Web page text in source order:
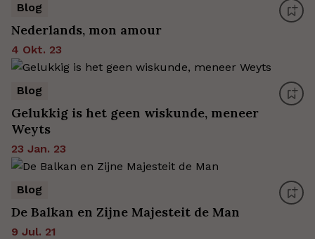
Blog
Nederlands, mon amour
4 Okt. 23
Blog
Gelukkig is het geen wiskunde, meneer
Weyts
23 Jan. 23
Blog
De Balkan en Zijne Majesteit de Man
9 Jul. 21